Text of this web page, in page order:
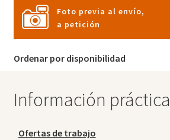
Foto previa al envío,
a petición
Ordenar por disponibilidad
Información práctica
Ofertas de trabajo